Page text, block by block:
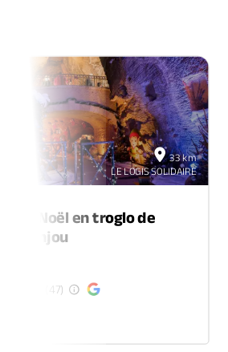
33 km
LE LOGIS SOLIDAIRE
de Noël en troglo de
en-Anjou
(47)